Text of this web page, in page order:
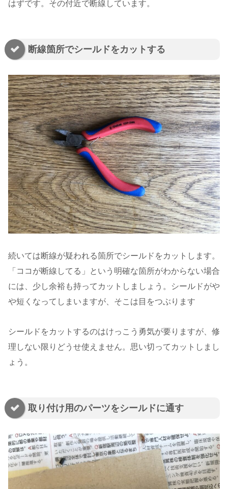
はずです。その付近で断線しています。
断線箇所でシールドをカットする
続いては断線が疑われる箇所でシールドをカットします。
「ココが断線してる」という明確な箇所がわからない場合
には、少し余裕も持ってカットしましょう。シールドがや
や短くなってしまいますが、そこは目をつぶります
シールドをカットするのはけっこう勇気が要りますが、修
理しない限りどうせ使えません。思い切ってカットしまし
ょう。
取り付け用のパーツをシールドに通す